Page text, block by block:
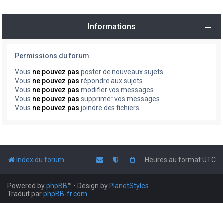
Informations
Permissions du forum
Vous ne pouvez pas poster de nouveaux sujets
Vous ne pouvez pas répondre aux sujets
Vous ne pouvez pas modifier vos messages
Vous ne pouvez pas supprimer vos messages
Vous ne pouvez pas joindre des fichiers
Index du forum Heures au formatUTC
Powered byphpBB™ • Design by PlanetStyles
Traduit parphpBB-fr.com